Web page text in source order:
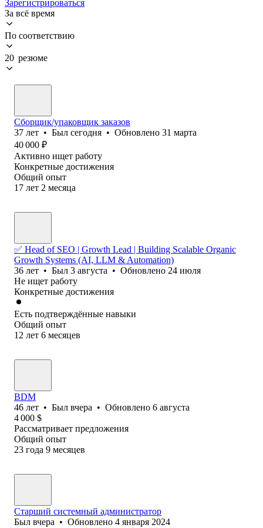
Зарегистрироваться
За всё время
По соответствию
20 резюме
Сборщик/упаковщик заказов
37 лет • Был сегодня • Обновлено 31 марта
40 000 ₽
Активно ищет работу
Конкретные достижения
Общий опыт
17 лет 2 месяца
✅ Head of SEO | Growth Lead | Building Scalable Organic
Growth Systems (AI, LLM & Automation)
36 лет • Был 3 августа • Обновлено 24 июля
Не ищет работу
Конкретные достижения
Есть подтверждённые навыки
Общий опыт
12 лет 6 месяцев
BDM
46 лет • Был вчера • Обновлено 6 августа
4 000 $
Рассматривает предложения
Общий опыт
23 года 9 месяцев
Старший системный администратор
Был вчера • Обновлено 4 января 2024